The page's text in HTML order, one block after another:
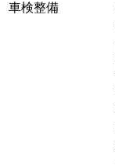
車検整備